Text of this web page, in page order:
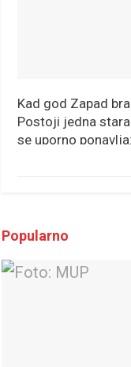
Kad god Zapad
Postoji jedna
se uporno
Popularno